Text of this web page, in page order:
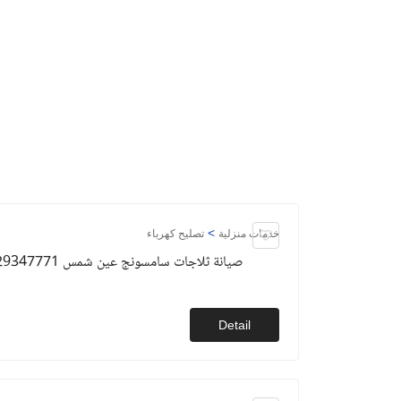
خدمات منزلية > تصليح كهرباء
صيانة ثلاجات سامسونج عين شمس 01129347771
Detail